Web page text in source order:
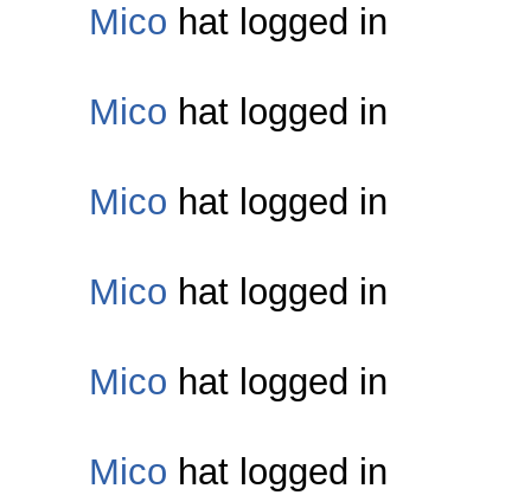
Mico hat logged in
Mico hat logged in
Mico hat logged in
Mico hat logged in
Mico hat logged in
Mico hat logged in